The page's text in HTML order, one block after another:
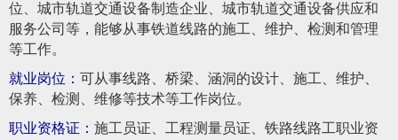
位、城市轨道交通设备制造企业、城市轨道交通设备供应和
服务公司等，能够从事铁道线路的施工、维护、检测和管理
等工作。
就业岗位： 可从事线路、桥梁、涵洞的设计、施工、维护、
保养、检测、维修等技术等工作岗位。
职业资格证： 施工员证、工程测量员证、铁路线路工职业资